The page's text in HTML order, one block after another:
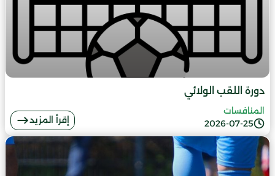
دورة اللقب الولائي
2026-07-25
المنافسات
إقرأ المزيد